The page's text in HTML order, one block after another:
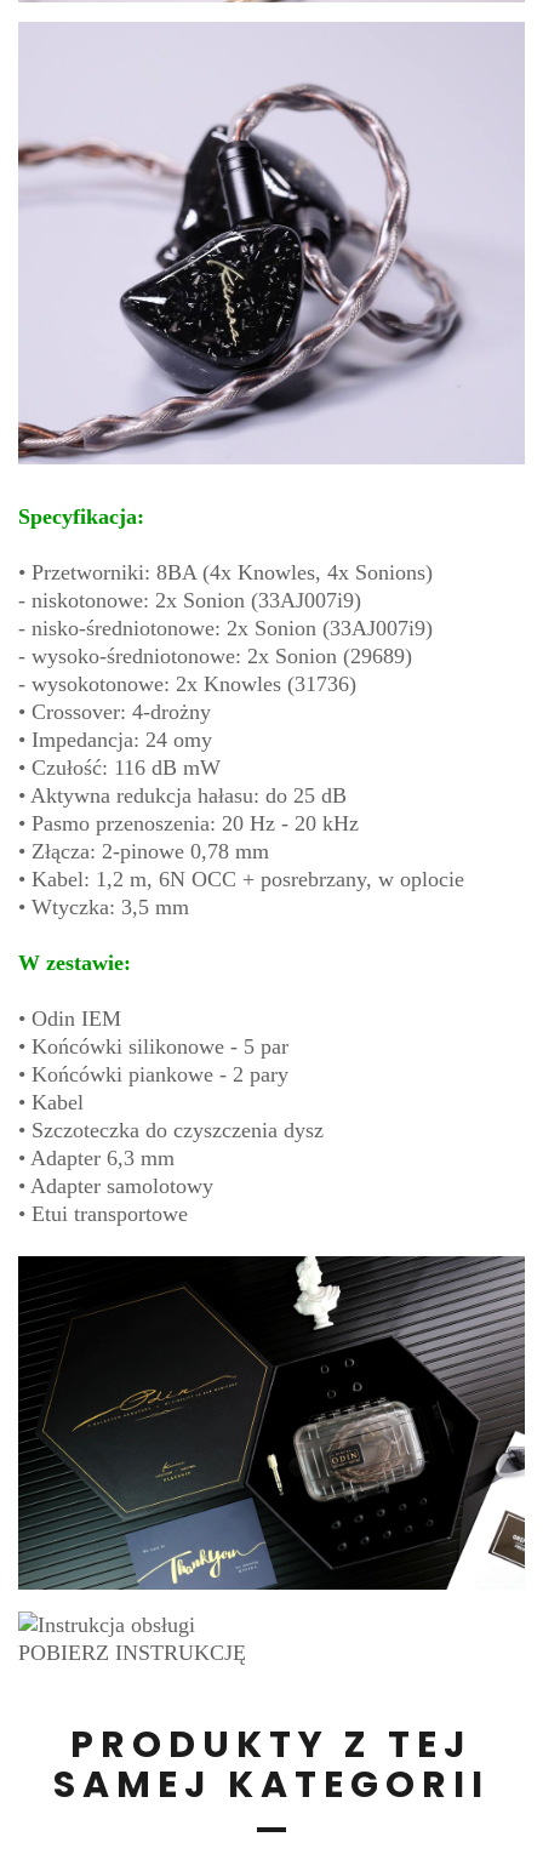
Specyfikacja:
• Przetworniki: 8BA (4x Knowles, 4x Sonions)
- niskotonowe: 2x Sonion (33AJ007i9)
- nisko-średniotonowe: 2x Sonion (33AJ007i9)
- wysoko-średniotonowe: 2x Sonion (29689)
- wysokotonowe: 2x Knowles (31736)
• Crossover: 4-drożny
• Impedancja: 24 omy
• Czułość: 116 dB mW
• Aktywna redukcja hałasu: do 25 dB
• Pasmo przenoszenia: 20 Hz - 20 kHz
• Złącza: 2-pinowe 0,78 mm
• Kabel: 1,2 m, 6N OCC + posrebrzany, w oplocie
• Wtyczka: 3,5 mm
W zestawie:
• Odin IEM
• Końcówki silikonowe - 5 par
• Końcówki piankowe - 2 pary
• Kabel
• Szczoteczka do czyszczenia dysz
• Adapter 6,3 mm
• Adapter samolotowy
• Etui transportowe
POBIERZ INSTRUKCJĘ
PRODUKTY Z TEJ
SAMEJ KATEGORII